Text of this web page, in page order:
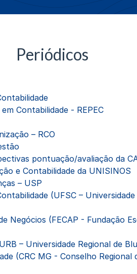
Periódicos
Contabilidade - REPEC
– RCO
pontuação/avaliação da
e Contabilidade da UNISINOS
– USP
(UFSC –
Negócios (FECAP - Fundação
– Universidade Regional de
(CRC MG - Conselho Regional